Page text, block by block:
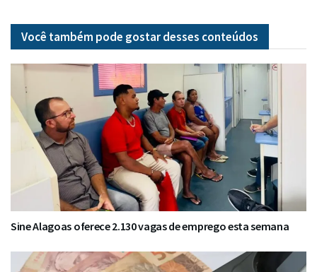
Você também pode gostar desses conteúdos
Sine Alagoas oferece 2.130 vagas de emprego esta semana